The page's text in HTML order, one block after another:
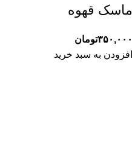
ماسک قهوه
۳۵۰,۰۰۰تومان
افزودن به سبد خرید